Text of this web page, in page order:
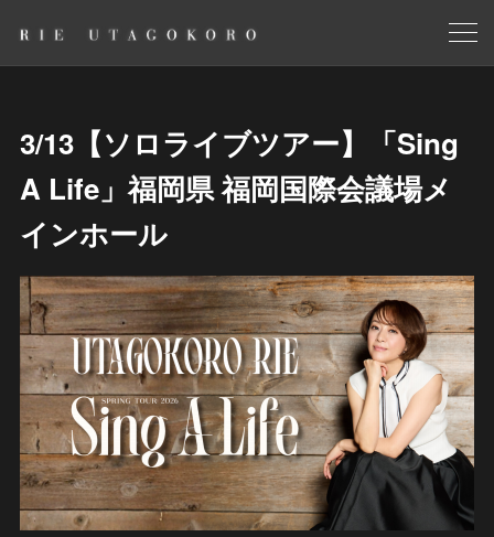
3/13【ソロライブツアー】「Sing
A Life」福岡県 福岡国際会議場メ
インホール